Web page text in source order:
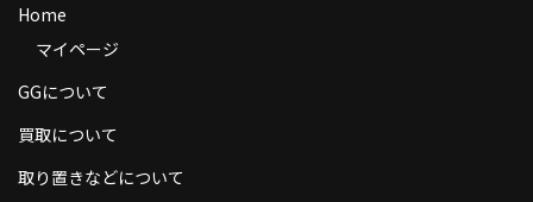
商品の発送
お支払い方法
返品
Home
マイページ
GGについて
買取について
取り置きなどについて